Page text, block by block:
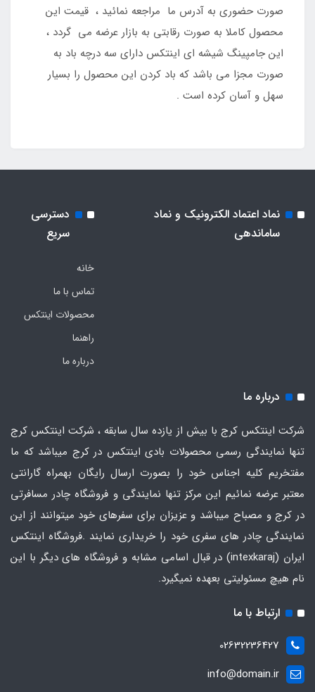
صورت حضوری به آدرس ما مراجعه نمائید ، قیمت این
محصول کاملا به صورت رقابتی به بازار عرضه می گردد ،
این جامپینگ شیشه ای اینتکس دارای سه درچه باد به
صورت مجزا می باشد که باد کردن این محصول را بسیار
سهل و آسان کرده است .
نماد اعتماد الکترونیک و نماد
ساماندهی
دسترسی
سریع
خانه
تماس با ما
محصولات اینتکس
راهنما
درباره ما
درباره ما
شرکت اینتکس کرج با بیش از یازده سال سابقه ، شرکت اینتکس کرج
تنها نمایندگی رسمی محصولات بادی اینتکس در کرج میباشد که ما
مفتخریم کلیه اجناس خود را بصورت ارسال رایگان بهمراه گارانتی
معتبر عرضه نمائیم این مرکز تنها نمایندگی و فروشگاه چادر مسافرتی
در کرج و مصباح میباشد و عزیزان برای سفرهای خود میتوانند از این
نمایندگی چادر های سفری خود را خریداری نمایند .فروشگاه اینتکس
ایران
(intexkaraj) در قبال اسامی مشابه و فروشگاه های دیگر با این
نام هیچ مسئولیتی بعهده نمیگیرد.
ارتباط با ما
02632236427
info@domain.ir